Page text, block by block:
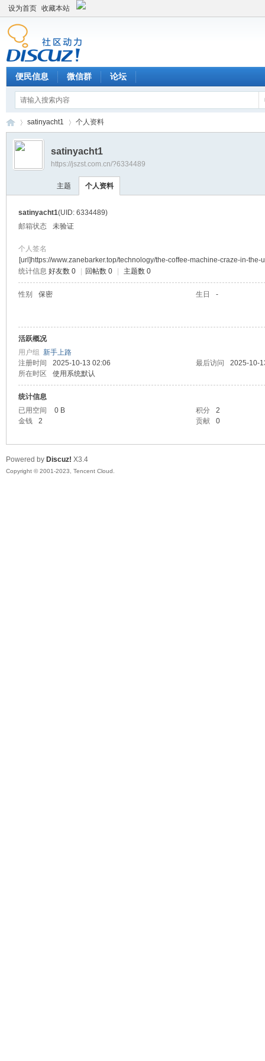
设为首页 收藏本站
便民信息 微信群 论坛
›
satinyacht1 个人资料
satinyacht1
https://jszst.com.cn/?6334489
主题 个人资料
satinyacht1(UID: 6334489)
邮箱状态
未验证
个人签名
[url]https://www.zanebarker.top/technology/the-coffee-machine-craze-in-the-
统计信息 好友数 0 回帖数 0 主题数 0
性别 保密 生日 -
活跃概况
用户组 新手上路
注册时间
2025-10-13 02:06 最后访问
2025-10-
所在时区
使用系统默认
统计信息
已用空间
0 B 积分
2
金钱
2 贡献 0
Powered by Discuz! X3.4
Copyright © 2001-2023, Tencent Cloud.